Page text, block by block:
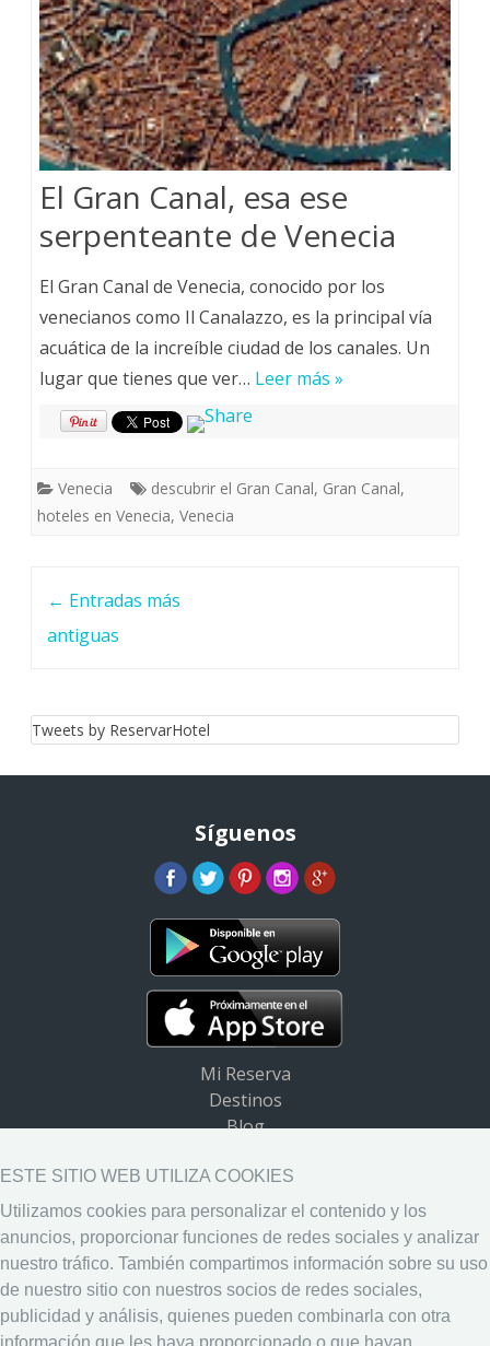
El Gran Canal, esa ese
serpenteante de Venecia
El Gran Canal de Venecia, conocido por los
venecianos como Il Canalazzo, es la principal vía
acuática de la increíble ciudad de los canales. Un
lugar que tienes que ver… Leer más »
Venecia descubrir el Gran Canal, Gran Canal,
hoteles en Venecia, Venecia
← Entradas más
antiguas
Tweets by ReservarHotel
Síguenos
Mi Reserva
Destinos
Blog
Ayuda
Descargar App
Widget de destinos
Aviso Legal
Política de Privacidad
Política de Cookies
ESTE SITIO WEB UTILIZA COOKIES
Utilizamos cookies para personalizar el contenido y los
anuncios, proporcionar funciones de redes sociales y analizar
nuestro tráfico. También compartimos información sobre su uso
de nuestro sitio con nuestros socios de redes sociales,
publicidad y análisis, quienes pueden combinarla con otra
información que les haya proporcionado o que hayan